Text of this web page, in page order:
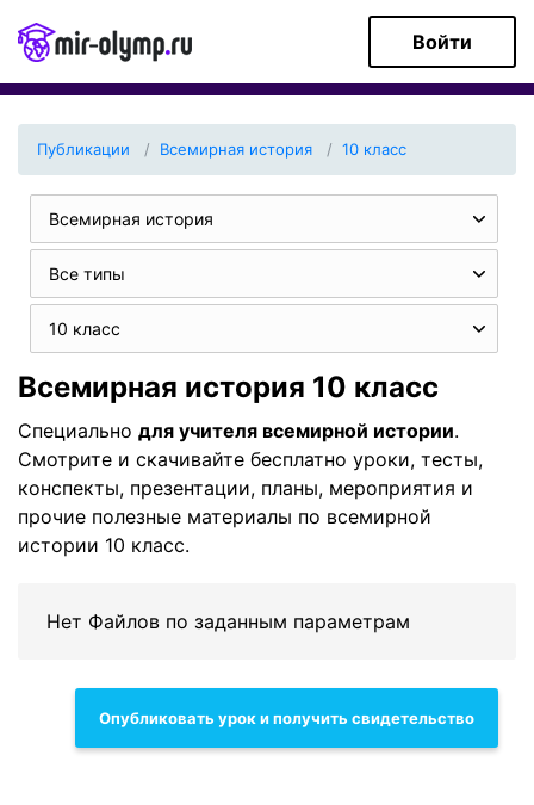
Войти
Публикации Всемирная история 10 класс
Всемирная история
Все типы
10 класс
Всемирная история 10 класс
Специально для учителя всемирной истории.
Смотрите и скачивайте бесплатно уроки, тесты,
конспекты, презентации, планы, мероприятия и
прочие полезные материалы по всемирной
истории 10 класс.
Нет Файлов по заданным параметрам
Опубликовать урок и получить свидетельство